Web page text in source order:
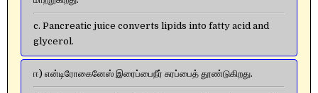
c. Pancreatic juice converts lipids into fatty acid and
glycerol.
ஈ) என்டிரோகைனேஸ் இரைப்பைநீர் சுரப்பைத் தூண்டுகிறது.